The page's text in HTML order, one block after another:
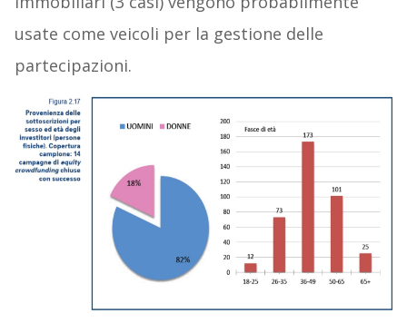
usate come veicoli per la gestione delle
partecipazioni.